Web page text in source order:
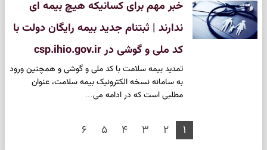
خبر مهم برای کسانیکه هیچ بیمه ای
ندارند | ثبتنام جدید بیمه رایگان دولت با
کد ملی و گوشی در csp.ihio.gov.ir
تمدید بیمه سلامت با کد ملی و گوشی و همچنین ورود
به سامانه نسخه الکترونیک بیمه سلامت، عنوان
مطلبی است که در ادامه می…
۱ ۲ ۳ ۴ ۵ ۶